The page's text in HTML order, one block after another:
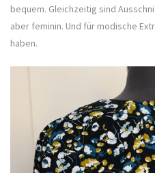
bequem. Gleichzeitig sind
aber feminin. Und für modische
haben.